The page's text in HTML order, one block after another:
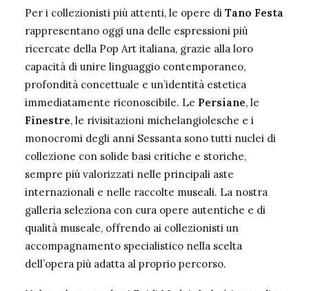
Per i collezionisti più attenti, le opere di Tano Festa
rappresentano oggi una delle espressioni più
ricercate della Pop Art italiana, grazie alla loro
capacità di unire linguaggio contemporaneo,
profondità concettuale e un’identità estetica
immediatamente riconoscibile. Le Persiane, le
Finestre, le rivisitazioni michelangiolesche e i
monocromi degli anni Sessanta sono tutti nuclei di
collezione con solide basi critiche e storiche,
sempre più valorizzati nelle principali aste
internazionali e nelle raccolte museali. La nostra
galleria seleziona con cura opere autentiche e di
qualità museale, offrendo ai collezionisti un
accompagnamento specialistico nella scelta
dell’opera più adatta al proprio percorso.